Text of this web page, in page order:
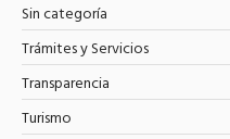
Sin categoría
Trámites y Servicios
Transparencia
Turismo